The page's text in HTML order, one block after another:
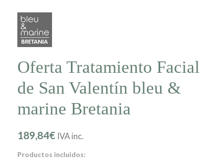
Oferta Tratamiento Facial
de San Valentín bleu &
marine Bretania
189,84€ IVA inc.
Productos incluidos: